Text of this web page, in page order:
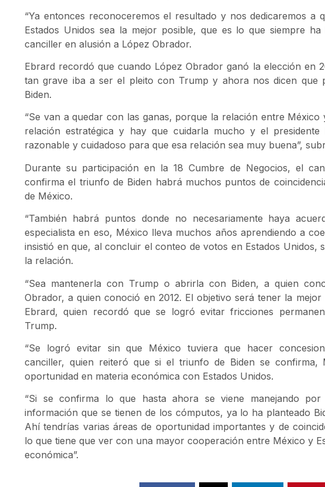
“Ya entonces reconoceremos el resultado y nos dedicaremos a
Estados Unidos sea la mejor posible, que es lo que siempre ha
canciller en alusión a López Obrador.
Ebrard recordó que cuando López Obrador ganó la elección en
tan grave iba a ser el pleito con Trump y ahora nos dicen que
Biden.
“Se van a quedar con las ganas, porque la relación entre México
relación estratégica y hay que cuidarla mucho y el presidente
razonable y cuidadoso para que esa relación sea muy buena”,
Durante su participación en la 18 Cumbre de Negocios, el
confirma el triunfo de Biden habrá muchos puntos de
de México.
“También habrá puntos donde no necesariamente haya
especialista en eso, México lleva muchos años aprendiendo a
insistió en que, al concluir el conteo de votos en Estados Unidos,
la relación.
“Sea mantenerla con Trump o abrirla con Biden, a quien
Obrador, a quien conoció en 2012. El objetivo será tener la mejor
Ebrard, quien recordó que se logró evitar fricciones
Trump.
“Se logró evitar sin que México tuviera que hacer
canciller, quien reiteró que si el triunfo de Biden se confirma,
oportunidad en materia económica con Estados Unidos.
“Si se confirma lo que hasta ahora se viene manejando
información que se tienen de los cómputos, ya lo ha planteado
Ahí tendrías varias áreas de oportunidad importantes y de
lo que tiene que ver con una mayor cooperación entre México y
económica”.